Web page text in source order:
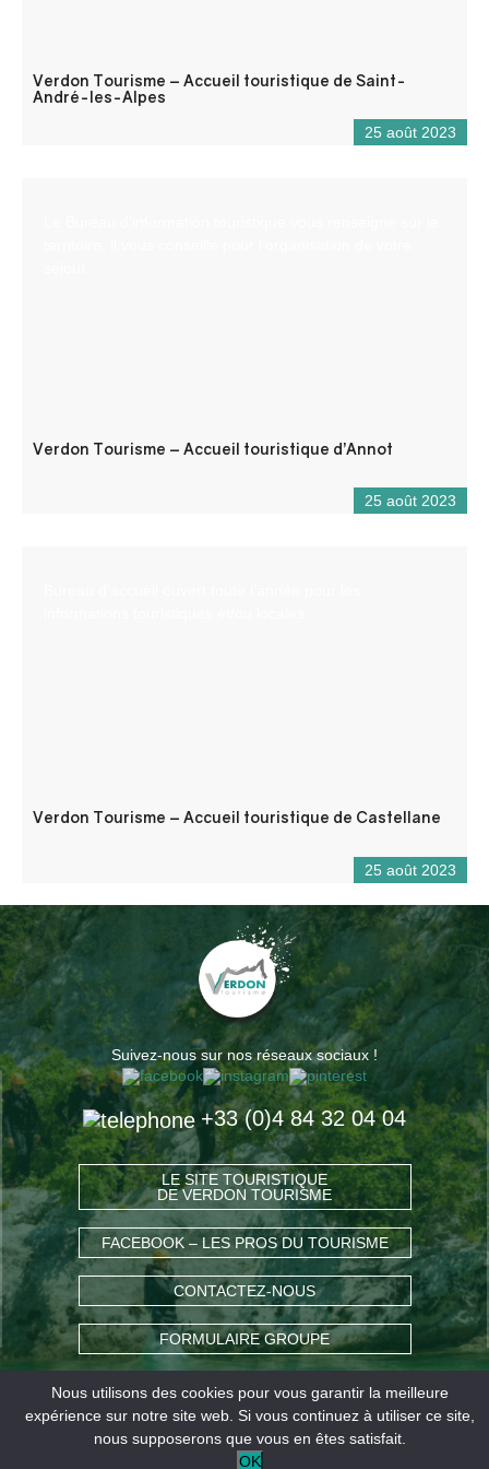
Verdon Tourisme – Accueil touristique de Saint-
André-les-Alpes
25 août 2023
Verdon Tourisme – Accueil touristique d’Annot
25 août 2023
Verdon Tourisme – Accueil touristique de Castellane
25 août 2023
Suivez-nous sur nos réseaux sociaux !
+33 (0)4 84 32 04 04
LE SITE TOURISTIQUE
DE VERDON TOURISME
FACEBOOK – LES PROS DU TOURISME
CONTACTEZ-NOUS
FORMULAIRE GROUPE
COMMENT VENIR ?
Nous utilisons des cookies pour vous garantir la meilleure
expérience sur notre site web. Si vous continuez à utiliser ce site,
nous supposerons que vous en êtes satisfait.
OK